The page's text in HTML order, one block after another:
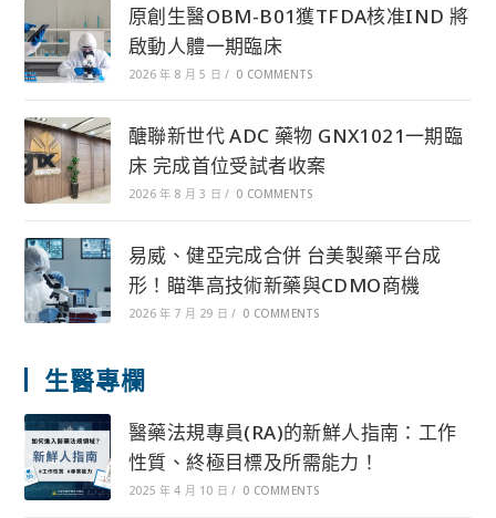
原創生醫OBM-B01獲TFDA核准IND 將
啟動人體一期臨床
2026 年 8 月 5 日 / 0 COMMENTS
醣聯新世代 ADC 藥物 GNX1021一期臨
床 完成首位受試者收案
2026 年 8 月 3 日 / 0 COMMENTS
易威、健亞完成合併 台美製藥平台成
形！瞄準高技術新藥與CDMO商機
2026 年 7 月 29 日 / 0 COMMENTS
生醫專欄
醫藥法規專員(RA)的新鮮人指南：工作
性質、終極目標及所需能力！
2025 年 4 月 10 日 / 0 COMMENTS